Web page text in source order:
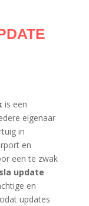
is een
eigenaar
in
en
een te zwak
update
en
updates